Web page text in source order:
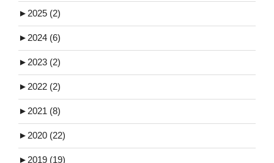
► 2025 (2)
► 2024 (6)
► 2023 (2)
► 2022 (2)
► 2021 (8)
► 2020 (22)
► 2019 (19)